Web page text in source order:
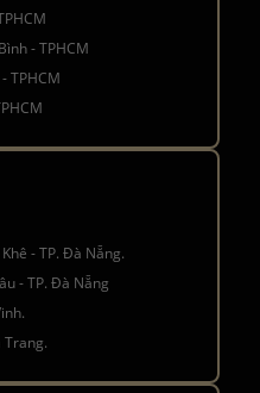
- TPHCM
TPHCM
- TP. Đà Nẵng.
- TP. Đà Nẵng
Trang.